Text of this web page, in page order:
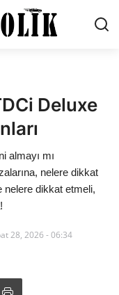
Deluxe
almayı mı
nelere dikkat
nelere dikkat etmeli,
28, 2026 - 06:34